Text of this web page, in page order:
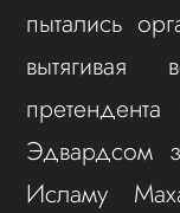
пытались
вытягивая
Эдвардсом
Исламу